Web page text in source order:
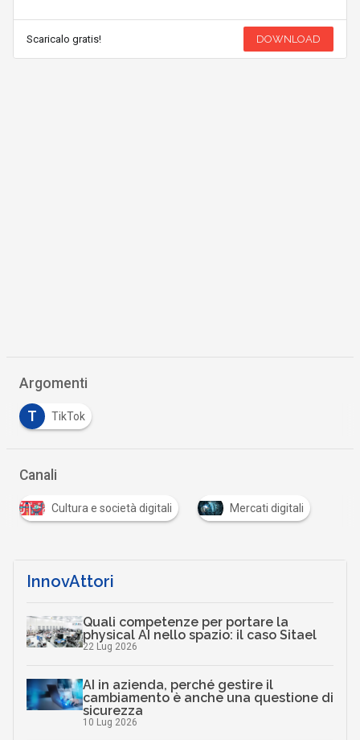
Scaricalo gratis! DOWNLOAD
Argomenti
T TikTok
Canali
Cultura e società digitali Mercati digitali
InnovAttori
Quali competenze per portare la
physical AI nello spazio: il caso Sitael
22 Lug 2026
AI in azienda, perché gestire il
cambiamento è anche una questione di
sicurezza
10 Lug 2026